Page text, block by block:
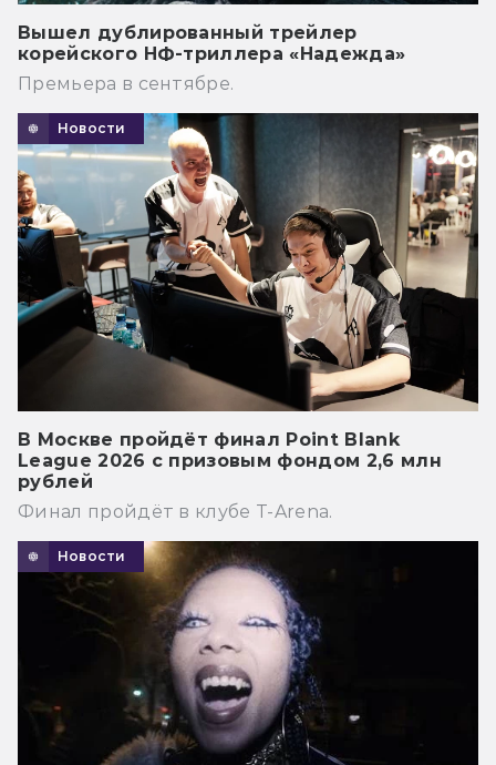
Вышел дублированный трейлер
корейского НФ-триллера «Надежда»
Премьера в сентябре.
Новости
В Москве пройдёт финал Point Blank
League 2026 с призовым фондом 2,6 млн
рублей
Финал пройдёт в клубе T-Arena.
Новости